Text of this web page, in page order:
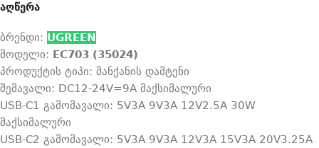
აღწერა
ბრენდი: UGREEN
მოდელი: EC703 (35024)
პროდუქტის ტიპი: მანქანის დამტენი
შემავალი: DC12-24V=9A მაქსიმალური
USB-C1 გამომავალი: 5V3A 9V3A 12V2.5A 30W
მაქსიმალური
USB-C2 გამომავალი: 5V3A 9V3A 12V3A 15V3A 20V3.25A